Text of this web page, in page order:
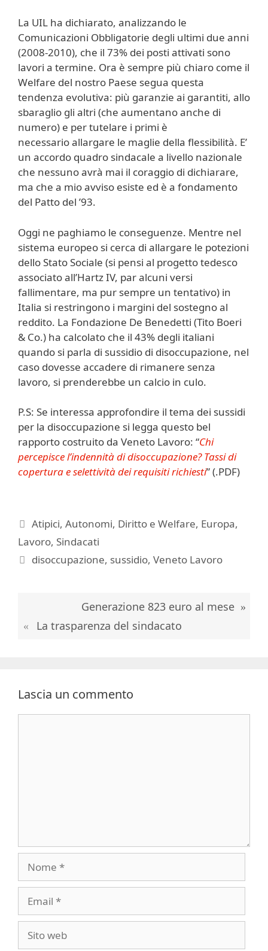
La UIL ha dichiarato, analizzando le
Comunicazioni Obbligatorie degli ultimi due anni
(2008-2010), che il 73% dei posti attivati sono
lavori a termine. Ora è sempre più chiaro come il
Welfare del nostro Paese segua questa
tendenza evolutiva: più garanzie ai garantiti, allo
sbaraglio gli altri (che aumentano anche di
numero) e per tutelare i primi è
necessario allargare le maglie della flessibilità. E’
un accordo quadro sindacale a livello nazionale
che nessuno avrà mai il coraggio di dichiarare,
ma che a mio avviso esiste ed è a fondamento
del Patto del ’93.
Oggi ne paghiamo le conseguenze. Mentre nel
sistema europeo si cerca di allargare le potezioni
dello Stato Sociale (si pensi al progetto tedesco
associato all’Hartz IV, par alcuni versi
fallimentare, ma pur sempre un tentativo) in
Italia si restringono i margini del sostegno al
reddito. La Fondazione De Benedetti (Tito Boeri
& Co.) ha calcolato che il 43% degli italiani
quando si parla di sussidio di disoccupazione, nel
caso dovesse accadere di rimanere senza
lavoro, si prenderebbe un calcio in culo.
P.S: Se interessa approfondire il tema dei sussidi
per la disoccupazione si legga questo bel
rapporto costruito da Veneto Lavoro: “Chi
percepisce l’indennità di disoccupazione? Tassi di
copertura e selettività dei requisiti richiesti” (.PDF)
Categorie
Atipici,Autonomi, Diritto e Welfare, Europa,
Lavoro, Sindacati
Tag
disoccupazione, sussidio,Veneto Lavoro
Generazione 823 euro al mese
La trasparenza del sindacato
Lascia un commento
web